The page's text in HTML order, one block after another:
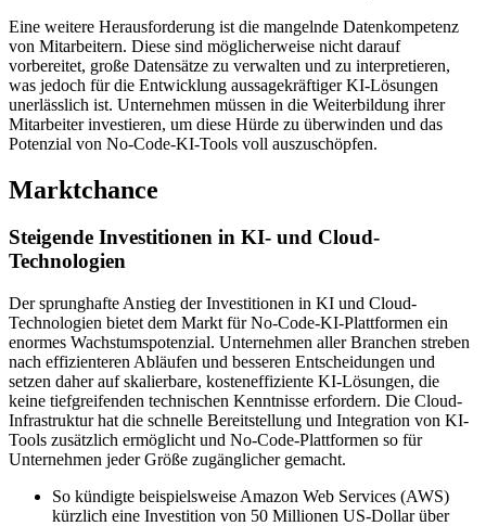
Eine weitere Herausforderung ist die mangelnde Datenkompetenz
von Mitarbeitern. Diese sind möglicherweise nicht darauf
vorbereitet, große Datensätze zu verwalten und zu interpretieren,
was jedoch für die Entwicklung aussagekräftiger KI-Lösungen
unerlässlich ist. Unternehmen müssen in die Weiterbildung ihrer
Mitarbeiter investieren, um diese Hürde zu überwinden und das
Potenzial von No-Code-KI-Tools voll auszuschöpfen.
Marktchance
Steigende Investitionen in KI- und Cloud-
Technologien
Der sprunghafte Anstieg der Investitionen in KI und Cloud-
Technologien bietet dem Markt für No-Code-KI-Plattformen ein
enormes Wachstumspotenzial. Unternehmen aller Branchen streben
nach effizienteren Abläufen und besseren Entscheidungen und
setzen daher auf skalierbare, kosteneffiziente KI-Lösungen, die
keine tiefgreifenden technischen Kenntnisse erfordern. Die Cloud-
Infrastruktur hat die schnelle Bereitstellung und Integration von KI-
Tools zusätzlich ermöglicht und No-Code-Plattformen so für
Unternehmen jeder Größe zugänglicher gemacht.
So kündigte beispielsweise Amazon Web Services (AWS)
kürzlich eine Investition von 50 Millionen US-Dollar über